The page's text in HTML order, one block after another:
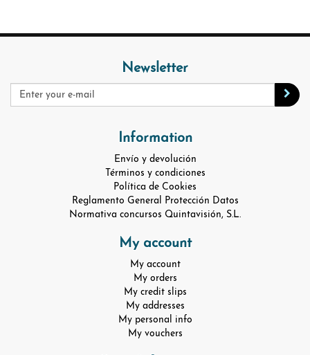
Newsletter
Information
Envío y devolución
Términos y condiciones
Política de Cookies
Reglamento General Protección Datos
Normativa concursos Quintavisión, S.L.
My account
My account
My orders
My credit slips
My addresses
My personal info
My vouchers